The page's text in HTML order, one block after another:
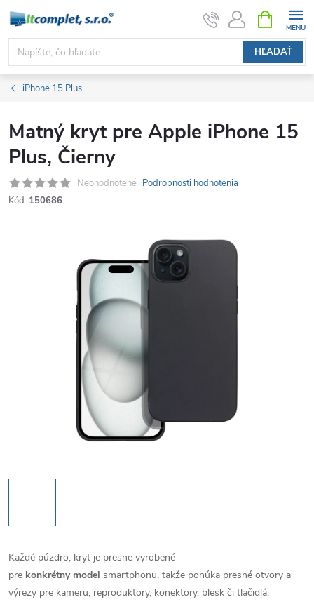
Prejsť
obsah
HĽADAŤ
KOŠÍK
iPhone 15 Plus
Matný kryt pre Apple iPhone 15
Plus, Čierny
Neohodnotené Podrobnosti hodnotenia
Kód: 150686
Každé púzdro, kryt je presne vyrobené
pre konkrétny model smartphonu, takže ponúka presné otvory a
výrezy pre kameru, reproduktory, konektory, blesk či tlačidlá.